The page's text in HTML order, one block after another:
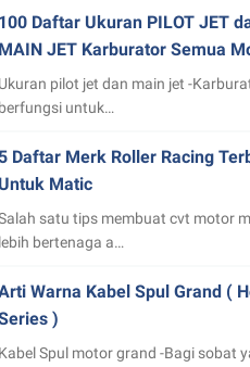
100 Daftar Ukuran PILOT JET
MAIN JET Karburator Semua
Ukuran pilot jet dan main jet -
berfungsi untuk…
5 Daftar Merk Roller Racing
Untuk Matic
satu tips membuat cvt motor
lebih bertenaga a…
Warna Kabel Spul Grand (
)
Kabel Spul motor grand -Bagi sobat